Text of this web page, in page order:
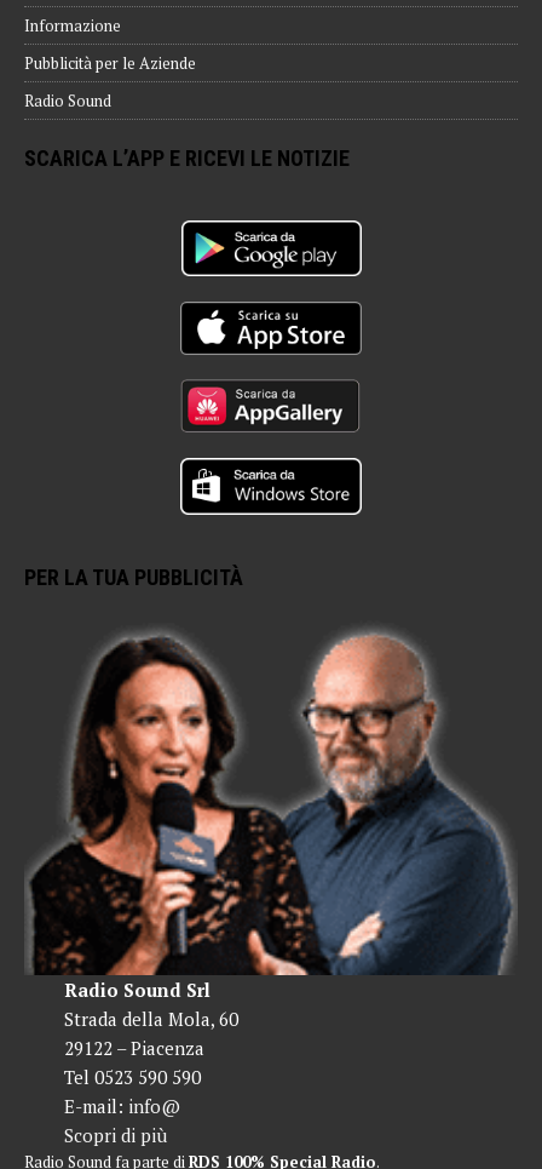
Informazione
Pubblicità per le Aziende
Radio Sound
SCARICA L’APP E RICEVI LE NOTIZIE
PER LA TUA PUBBLICITÀ
Radio Sound Srl
Strada della Mola, 60
29122 – Piacenza
Tel 0523 590 590
E-mail: info@
Scopri di più
Radio Sound fa parte diRDS 100% Special Radio.